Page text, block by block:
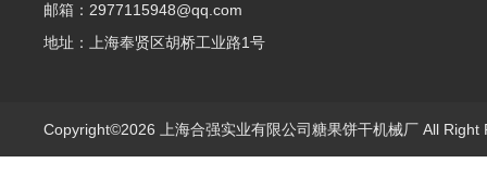
邮箱：2977115948@qq.com
地址：上海奉贤区胡桥工业路1号
Copyright©2026 上海合强实业有限公司糖果饼干机械厂 All